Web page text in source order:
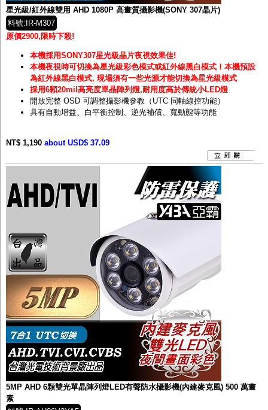
星光級/紅外線雙用 AHD 1080P 高畫質攝影機(SONY 307晶片)
料號:IR-M307
原價2900,限時下殺!
本機採用SONY307星光級晶片夜視效果佳!
本機夜視時可切換為星光級彩色模式或紅外線黑白模式！ 本機預設
為紅外線黑白模式, 現場須有一些光源才能切換為星光級模式
採用6顆20mil高亮度單晶陣列燈,耐用度高於傳統小LED燈
開放完整 OSD 可調整攝影機參教（UTC 同軸線控功能）
具有自動增益、白平衡控制、逆光補償、寬動態等功能
NT$ 1,190 about USD$ 37.09
5MP AHD 6顆雙光單晶陣列燈LED有聲防水攝影機(內建麥克風) 500 萬畫
素